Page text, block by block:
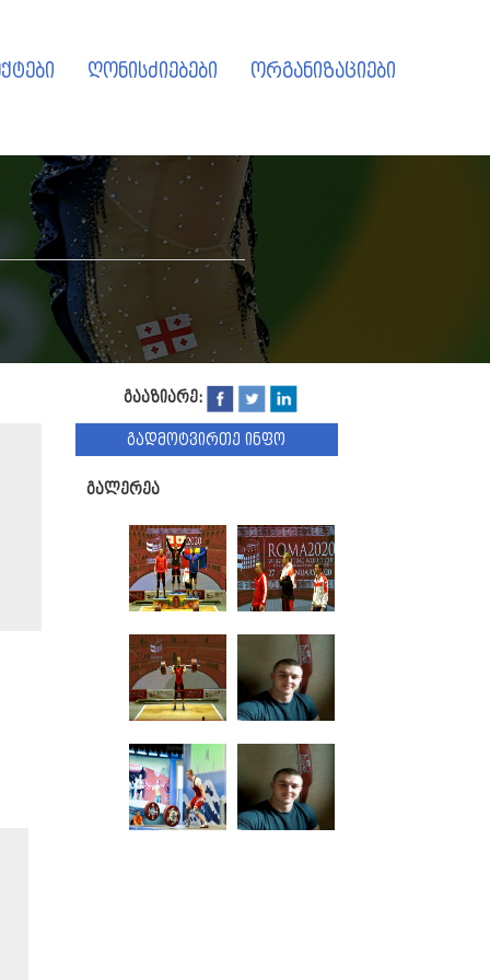
ღონისძიებები ორგანიზაციები
გააზიარე:
გადმოტვირთე ინფო
გალერეა